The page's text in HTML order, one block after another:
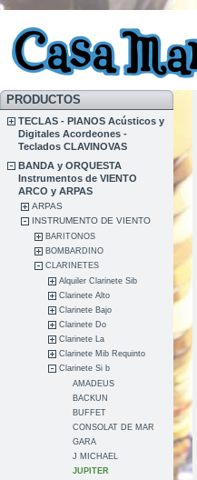
PRODUCTOS
TECLAS - PIANOS Acústicos y
Digitales Acordeones -
Teclados CLAVINOVAS
BANDA y ORQUESTA
Instrumentos de VIENTO
ARCO y ARPAS
ARPAS
INSTRUMENTO DE VIENTO
BARITONOS
BOMBARDINO
CLARINETES
Alquiler Clarinete Sib
Clarinete Alto
Clarinete Bajo
Clarinete Do
Clarinete La
Clarinete Mib Requinto
Clarinete Si b
AMADEUS
BACKUN
BUFFET
CONSOLAT DE MAR
GARA
J MICHAEL
JUPITER